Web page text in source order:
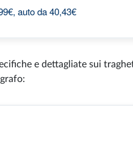
auto da 40,43€
e dettagliate sui